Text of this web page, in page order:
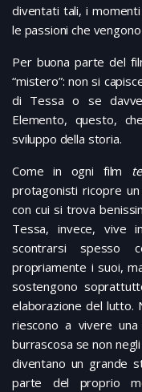
diventati tali, i
le passioni che
Per buona parte del
“mistero”: non si
di Tessa o se
Elemento, questo,
sviluppo della storia.
Come in ogni film
protagonisti ricopre un
con cui si trova
Tessa, invece, vive
scontrarsi spesso
propriamente i suoi,
sostengono
elaborazione del lutto.
riescono a vivere una
burrascosa se non
diventano un grande
parte del proprio